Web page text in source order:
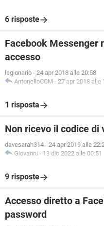
6 risposte
Facebook Messenger
accesso
legionario - 24 apr 2018 alle 20:58
AntonelloCCM - 27 apr 2018 alle
1 risposta
Non ricevo il codice di
davesarah314 - 24 apr 2019 alle
Giovanni - 13 dic 2022 alle 00:51
9 risposte
Accesso diretto a
password